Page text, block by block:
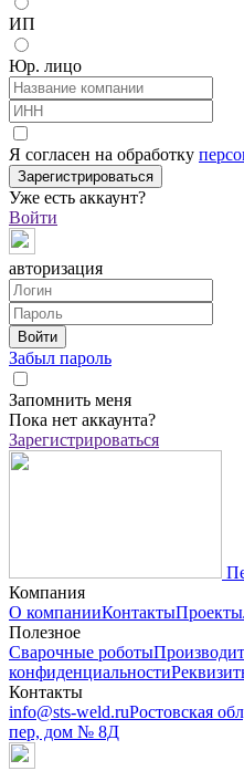
ИП
Юр. лицо
Я согласен на обработку
Зарегистрироваться
Уже есть аккаунт?
Войти
авторизация
Войти
Забыл пароль
Запомнить меня
Пока нет аккаунта?
Зарегистрироваться
Компания
О компанииКонтактыПроекты
Полезное
Сварочные роботы
конфиденциальности
Контакты
info@sts-weld.ruРостовская
пер, дом № 8Д